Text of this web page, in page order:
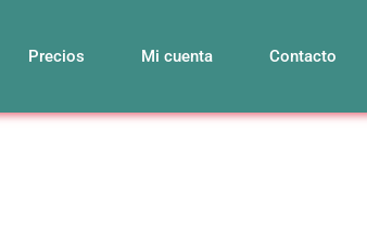
Precios Mi cuenta Contacto